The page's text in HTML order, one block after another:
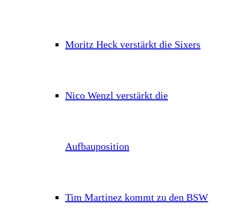
Moritz Heck verstärkt die Sixers
Nico Wenzl verstärkt die
Aufbauposition
Tim Martinez kommt zu den BSW